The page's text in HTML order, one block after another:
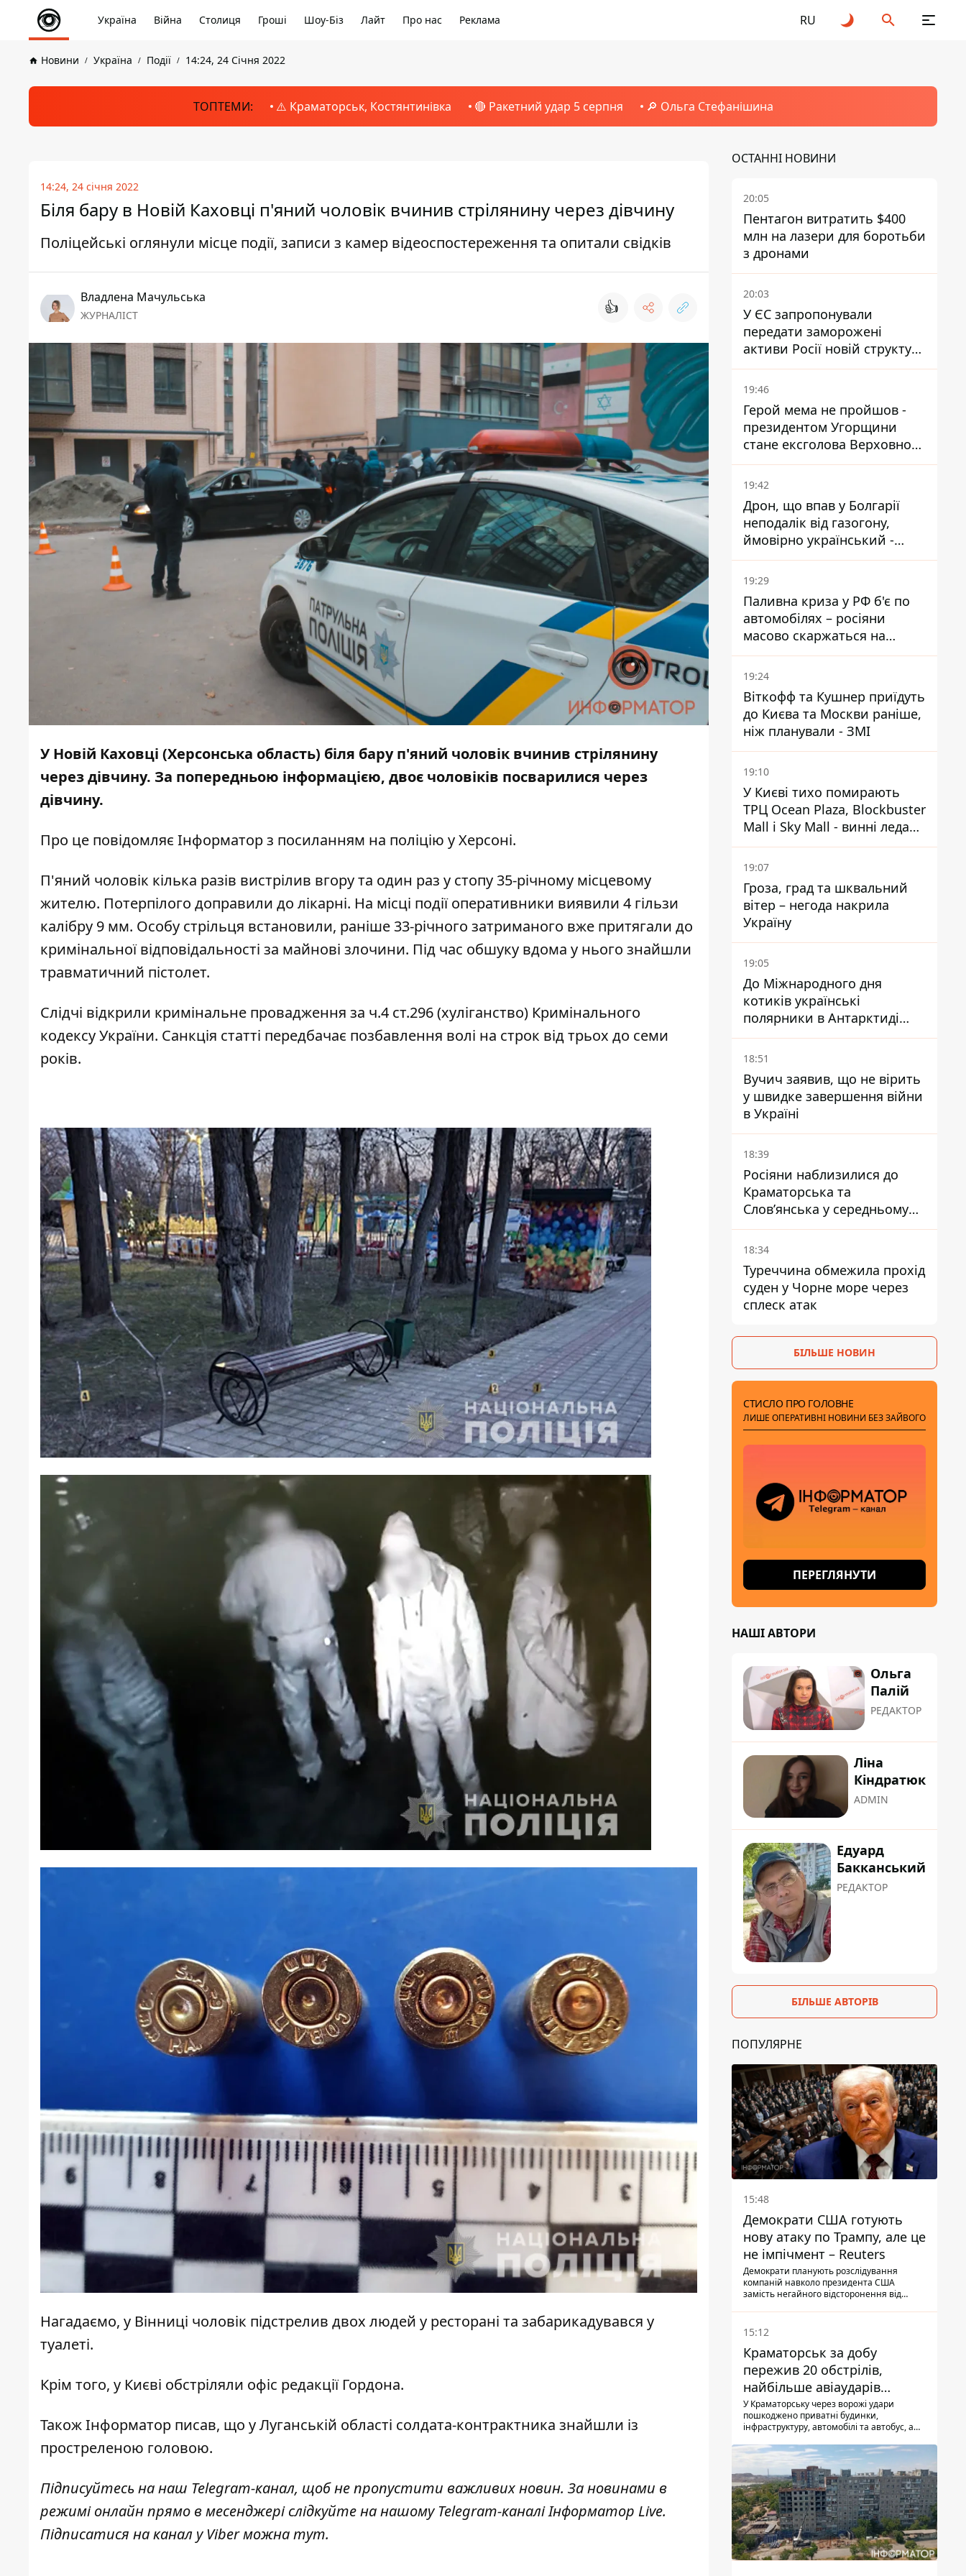
Україна Війна Столиця Гроші Шоу-Біз Лайт Про нас Реклама RU
Новини Україна Події 14:24, 24 Січня 2022
ТОПТЕМИ: ⚠️ Краматорськ, Костянтинівка 🔴 Ракетний удар 5 серпня 🔎 Ольга Стефанішина
14:24, 24 січня 2022
Біля бару в Новій Каховці п'яний чоловік вчинив стрілянину через дівчину
Поліцейські оглянули місце події, записи з камер відеоспостереження та опитали свідків
Владлена Мачульська
ЖУРНАЛІСТ 👍
У Новій Каховці (Херсонська область) біля бару п'яний чоловік вчинив стрілянину
через дівчину. За попередньою інформацією, двоє чоловіків посварилися через
дівчину.
Про це повідомляє Інформаторз посиланням на поліцію у Херсоні.
П'яний чоловік кілька разів вистрілив вгору та один раз у стопу 35-річному місцевому
жителю. Потерпілого доправили до лікарні. На місці події оперативники виявили 4 гільзи
калібру 9 мм. Особу стрільця встановили, раніше 33-річного затриманого вже притягали до
кримінальної відповідальності за майнові злочини. Під час обшуку вдома у нього знайшли
травматичний пістолет.
Слідчі відкрили кримінальне провадження за ч.4 ст.296 (хуліганство) Кримінального
кодексу України. Санкція статті передбачає позбавлення волі на строк від трьох до семи
років.
Нагадаємо, у Вінниці чоловік підстрелив двох людей у ​​ресторані та забарикадувався у
туалеті.
Крім того, у Києві обстріляли офіс редакції Гордона.
ТакожІнформатор писав, що у Луганській області солдата-контрактника знайшли із
простреленою головою.
Підписуйтесь на наш Telegram-канал, щоб не пропустити важливих новин. За новинами в
режимі онлайн прямо в месенджері слідкуйте на нашому Telegram-каналіІнформатор Live.
Підписатися на канал у Viber можнатут.
ОСТАННІ НОВИНИ
20:05
Пентагон витратить $400
млн на лазери для боротьби
з дронами
20:03
У ЄС запропонували
передати заморожені
активи Росії новій структурі
блоку
19:46
Герой мема не пройшов -
президентом Угорщини
стане ексголова Верховного
Суду, якого критикував
Орбан
19:42
Дрон, що впав у Болгарії
неподалік від газогону,
ймовірно український -
Міноборони країни
19:29
Паливна криза у РФ б'є по
автомобілях – росіяни
масово скаржаться на
поломки через неякісний
бензин
19:24
Віткофф та Кушнер приїдуть
до Києва та Москви раніше,
ніж планували - ЗМІ
19:10
У Києві тихо помирають
ТРЦ Ocean Plaza, Blockbuster
Mall і Sky Mall - винні ледачі
менеджери й канібалізм
19:07
Гроза, град та шквальний
вітер – негода накрила
Україну
19:05
До Міжнародного дня
котиків українські
полярники в Антарктиді
показали своїх
18:51
Вучич заявив, що не вірить
у швидке завершення війни
в Україні
18:39
Росіяни наблизилися до
Краматорська та
Слов’янська у середньому
на 10 км - експерт
попередив про посилення
18:34
Туреччина обмежила прохід
суден у Чорне море через
сплеск атак
БІЛЬШЕ НОВИН
СТИСЛО ПРО ГОЛОВНЕ
ЛИШЕ ОПЕРАТИВНІ НОВИНИ БЕЗ ЗАЙВОГО
ПЕРЕГЛЯНУТИ
НАШІ АВТОРИ
Ольга
Палій
РЕДАКТОР
Ліна
Кіндратюк
ADMIN
Едуард
Бакканський
РЕДАКТОР
БІЛЬШЕ АВТОРІВ
ПОПУЛЯРНЕ
15:48
Демократи США готують
нову атаку по Трампу, але це
не імпічмент – Reuters
Демократи планують розслідування
компаній навколо президента США
замість негайного відсторонення від
15:12
Краматорськ за добу
пережив 20 обстрілів,
найбільше авіаударів
КАБ-250
У Краматорську через ворожі удари
пошкоджено приватні будинки,
інфраструктуру, автомобілі та автобус, а
одна людина і ще 15 отримали поранення